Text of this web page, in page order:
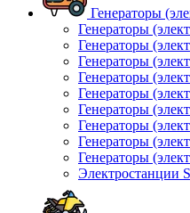
Генераторы
Генераторы
Генераторы
Генераторы
Генераторы
Генераторы
Генераторы
Генераторы
Генераторы
Генераторы
Электростанции